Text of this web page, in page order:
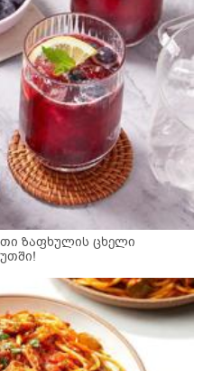
ზაფხულის ცხელი